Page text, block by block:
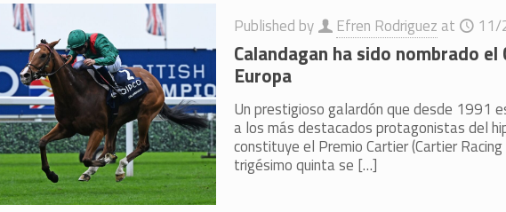
Published by Efren Rodriguez at 11/
Calandagan ha sido nombrado el
Europa
Un prestigioso galardón que desde 1991
a los más destacados protagonistas del
constituye el Premio Cartier (Cartier
trigésimo quinta se […]